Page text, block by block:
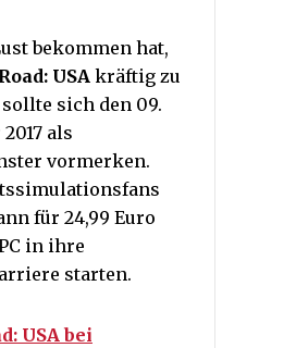
bekommen hat,
USAkräftig zu
sich den 09.
als
vormerken.
für 24,99 Euro
in ihre
starten.
USA bei